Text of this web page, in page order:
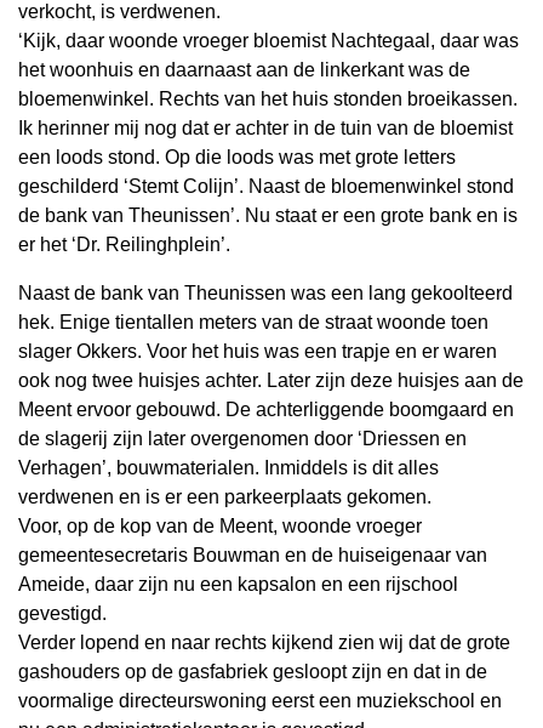
verkocht, is verdwenen.
‘Kijk, daar woonde vroeger bloemist Nachtegaal, daar was
het woonhuis en daarnaast aan de linkerkant was de
bloemenwinkel. Rechts van het huis stonden broeikassen.
Ik herinner mij nog dat er achter in de tuin van de bloemist
een loods stond. Op die loods was met grote letters
geschilderd ‘Stemt Colijn’. Naast de bloemenwinkel stond
de bank van Theunissen’. Nu staat er een grote bank en is
er het ‘Dr. Reilinghplein’.
Naast de bank van Theunissen was een lang gekoolteerd
hek. Enige tientallen meters van de straat woonde toen
slager Okkers. Voor het huis was een trapje en er waren
ook nog twee huisjes achter. Later zijn deze huisjes aan de
Meent ervoor gebouwd. De achterliggende boomgaard en
de slagerij zijn later overgenomen door ‘Driessen en
Verhagen’, bouwmaterialen. Inmiddels is dit alles
verdwenen en is er een parkeerplaats gekomen.
Voor, op de kop van de Meent, woonde vroeger
gemeentesecretaris Bouwman en de huiseigenaar van
Ameide, daar zijn nu een kapsalon en een rijschool
gevestigd.
Verder lopend en naar rechts kijkend zien wij dat de grote
gashouders op de gasfabriek gesloopt zijn en dat in de
voormalige directeurswoning eerst een muziekschool en